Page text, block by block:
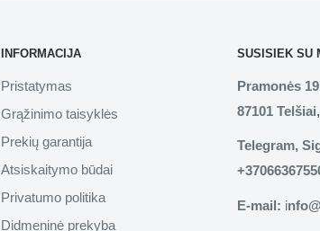
INFORMACIJA
Pristatymas
Grąžinimo taisyklės
Prekių garantija
Atsiskaitymo būdai
Privatumo politika
Didmeninė prekyba
SUSISIEK SU
Pramonės
87101
Telegram,
E-mail: i